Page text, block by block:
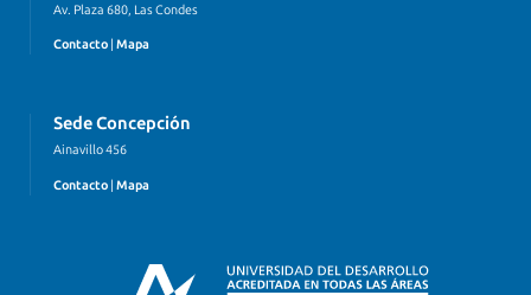
Av. Plaza 680, Las Condes
Contacto | Mapa
Sede Concepción
Ainavillo 456
Contacto | Mapa